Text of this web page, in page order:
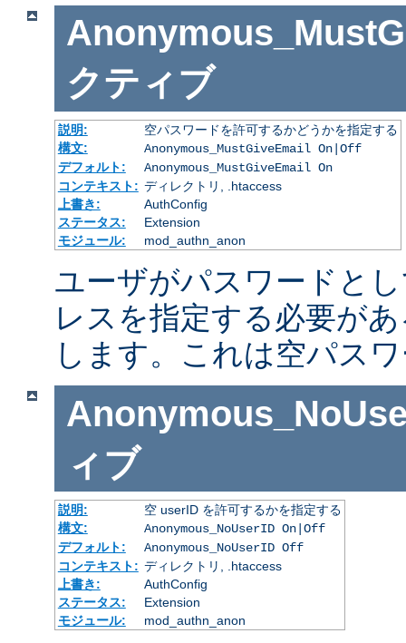
クティブ
説明:
空パスワードを許可するかどうかを指定する
構文:
Anonymous_MustGiveEmail On|Off
デフォルト:
Anonymous_MustGiveEmail On
コンテキスト: ディレクトリ, .htaccess
上書き:
AuthConfig
ステータス:
Extension
モジュール:
mod_authn_anon
ユーザがパスワードと
レスを指定する必要が
します。これは空パス
ィブ
説明:
空 userID を許可するかを指定する
構文:
Anonymous_NoUserID On|Off
デフォルト:
Anonymous_NoUserID Off
コンテキスト: ディレクトリ, .htaccess
上書き:
AuthConfig
ステータス:
Extension
モジュール:
mod_authn_anon